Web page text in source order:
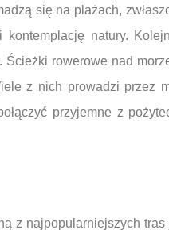
się na plażach,
natury.
rowerowe nad
z nich prowadzi przez
przyjemne z
z najpopularniejszych